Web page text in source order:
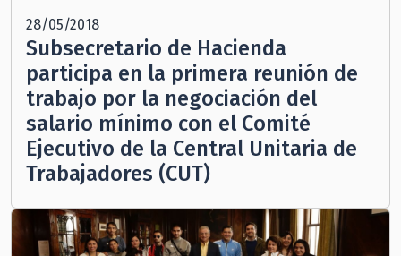
28/05/2018
Subsecretario de Hacienda
participa en la primera reunión de
trabajo por la negociación del
salario mínimo con el Comité
Ejecutivo de la Central Unitaria de
Trabajadores (CUT)